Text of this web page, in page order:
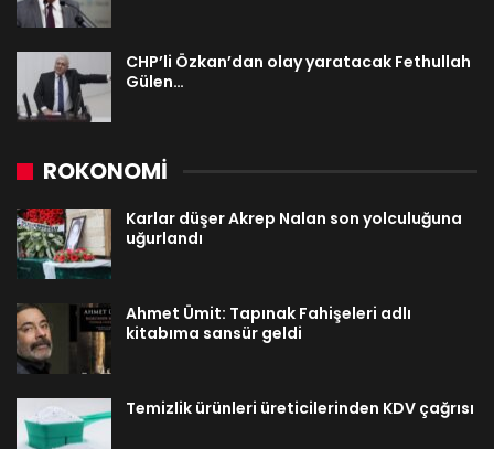
CHP’li Özkan’dan olay yaratacak Fethullah
Gülen…
ROKONOMİ
Karlar düşer Akrep Nalan son yolculuğuna
uğurlandı
Ahmet Ümit: Tapınak Fahişeleri adlı
kitabıma sansür geldi
Temizlik ürünleri üreticilerinden KDV çağrısı